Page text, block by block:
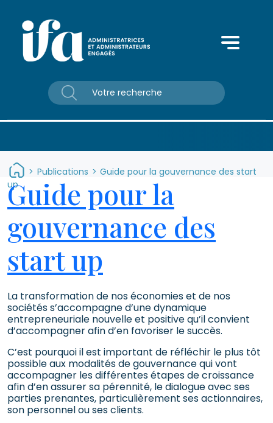
> Publications > Guide pour la gouvernance des start
up
Guide pour la
gouvernance des
start up
La transformation de nos économies et de nos
sociétés s’accompagne d’une dynamique
entrepreneuriale nouvelle et positive qu’il convient
d’accompagner afin d’en favoriser le succès.
C’est pourquoi il est important de réfléchir le plus tôt
possible aux modalités de gouvernance qui vont
accompagner les différentes étapes de croissance
afin d’en assurer sa pérennité, le dialogue avec ses
parties prenantes, particulièrement ses actionnaires,
son personnel ou ses clients.